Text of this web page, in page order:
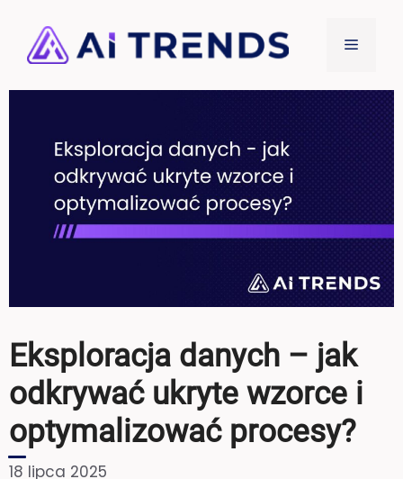
treści
Menu
Eksploracja danych – jak
odkrywać ukryte wzorce i
optymalizować procesy?
18 lipca 2025